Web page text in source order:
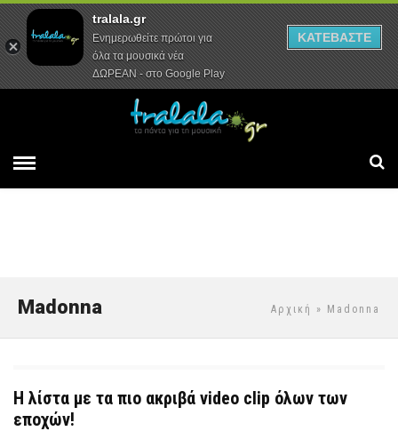
Αρχική Συνεντεύξεις Ρεπορτάζ
Αρχική » Madonna
Madonna
Η λίστα με τα πιο ακριβά video clip όλων των
εποχών!
tralala.gr
Ενημερωθείτε πρώτοι για
όλα τα μουσικά νέα
ΔΩΡΕΑΝ - στο Google Play
ΚΑΤΕΒΑΣΤΕ